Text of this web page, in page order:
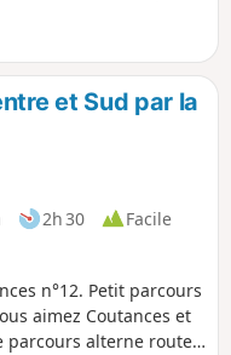
et Sud par la
2h 30
Facile
n°12. Petit parcours
aimez Coutances et
parcours alterne routes,